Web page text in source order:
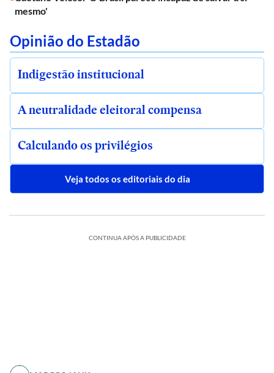
mesmo'
Opinião do Estadão
Indigestão institucional
A neutralidade eleitoral compensa
Calculando os privilégios
Veja todos os editoriais do dia
CONTINUA APÓS A PUBLICIDADE